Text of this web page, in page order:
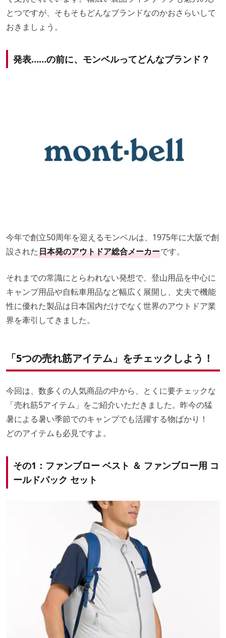
とつですが、そもそもどんなブランドなのかおさらいして
おきましょう。
発表……の前に、モンベルってどんなブランド？
今年で創立50周年を迎えるモンベルは、1975年に大阪で創
設された日本発のアウトドア総合メーカーです。
それまでの常識にとらわれない発想で、登山用品を中心に
キャンプ用品や自転車用品など幅広く展開し、丈夫で機能
性に優れた製品は日本国内だけでなく世界のアウトドア業
界を牽引してきました。
「5つの売れ筋アイテム」をチェックしよう！
今回は、数多くの人気商品の中から、とくに要チェックな
「売れ筋5アイテム」をご紹介いただきました。昨今の猛
暑による暑い季節でのキャンプでも活躍する物ばかり！
どのアイテムも必見ですよ。
その1：ファンブロー ベスト ＆ ファンブロー用 コ
ールドパック セット